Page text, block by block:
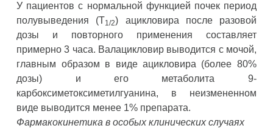
У пациентов с нормальной функцией почек период
полувыведения (Т1/2) ацикловира после разовой
дозы и повторного применения составляет
примерно 3 часа. Валацикловир выводится с мочой,
главным образом в виде ацикловира (более 80%
дозы) и его метаболита 9-
карбоксиметоксиметилгуанина, в неизмененном
виде выводится менее 1% препарата.
Фармакокинетика в особых клинических случаях